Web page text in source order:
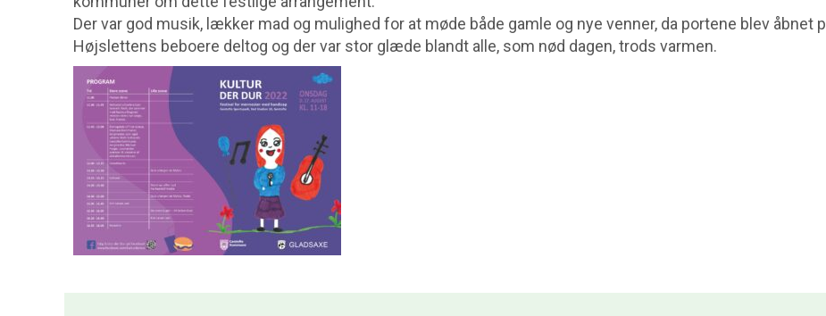
Der var god musik, lækker mad og mulighed for at møde både gamle og nye venner, da portene blev åbnet
Højslettens beboere deltog og der var stor glæde blandt alle, som nød dagen, trods varmen.